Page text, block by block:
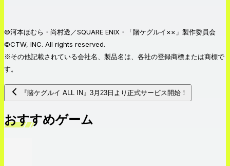
©河本ほむら・尚村透／SQUARE ENIX・「賭ケグルイ××」製作委員会
©CTW, INC. All rights reserved.
※その他記載されている会社名、製品名は、各社の登録商標または商標で
す。
『賭ケグルイ ALL IN』3月23日より正式サービス開始！
おすすめゲーム